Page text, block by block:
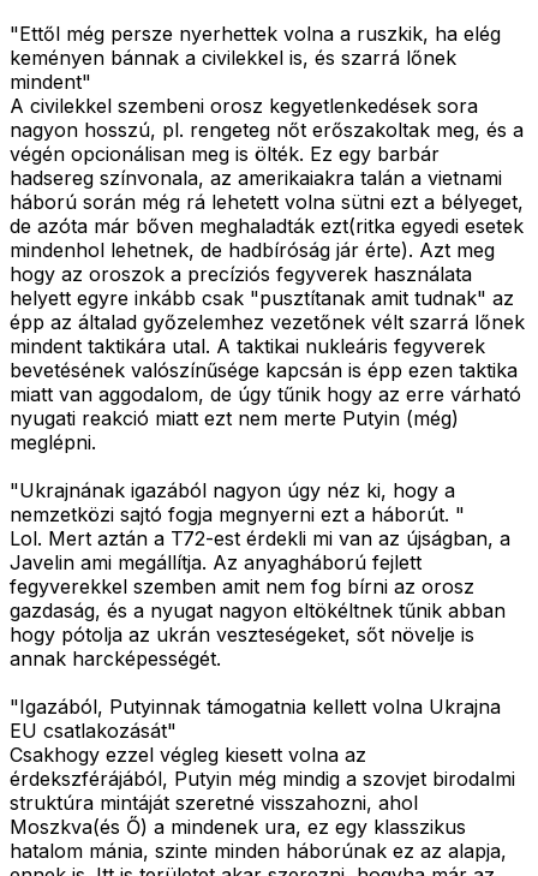
"Ettől még persze nyerhettek volna a ruszkik, ha elég
keményen bánnak a civilekkel is, és szarrá lőnek
mindent"
A civilekkel szembeni orosz kegyetlenkedések sora
nagyon hosszú, pl. rengeteg nőt erőszakoltak meg, és a
végén opcionálisan meg is ölték. Ez egy barbár
hadsereg színvonala, az amerikaiakra talán a vietnami
háború során még rá lehetett volna sütni ezt a bélyeget,
de azóta már bőven meghaladták ezt(ritka egyedi esetek
mindenhol lehetnek, de hadbíróság jár érte). Azt meg
hogy az oroszok a precíziós fegyverek használata
helyett egyre inkább csak "pusztítanak amit tudnak" az
épp az általad győzelemhez vezetőnek vélt szarrá lőnek
mindent taktikára utal. A taktikai nukleáris fegyverek
bevetésének valószínűsége kapcsán is épp ezen taktika
miatt van aggodalom, de úgy tűnik hogy az erre várható
nyugati reakció miatt ezt nem merte Putyin (még)
meglépni.
"Ukrajnának igazából nagyon úgy néz ki, hogy a
nemzetközi sajtó fogja megnyerni ezt a háborút. "
Lol. Mert aztán a T72-est érdekli mi van az újságban, a
Javelin ami megállítja. Az anyagháború fejlett
fegyverekkel szemben amit nem fog bírni az orosz
gazdaság, és a nyugat nagyon eltökéltnek tűnik abban
hogy pótolja az ukrán veszteségeket, sőt növelje is
annak harcképességét.
"Igazából, Putyinnak támogatnia kellett volna Ukrajna
EU csatlakozását"
Csakhogy ezzel végleg kiesett volna az
érdekszférájából, Putyin még mindig a szovjet birodalmi
struktúra mintáját szeretné visszahozni, ahol
Moszkva(és Ő) a mindenek ura, ez egy klasszikus
hatalom mánia, szinte minden háborúnak ez az alapja,